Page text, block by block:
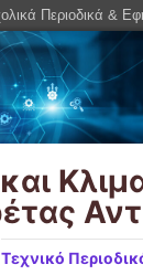
Τεχνικό
Περιοδικά &